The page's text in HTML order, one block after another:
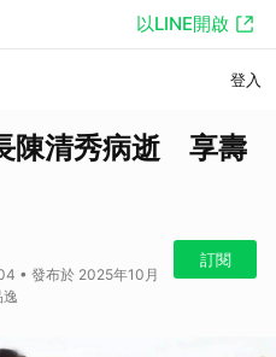
以LINE開啟
登入
陳清秀病逝 享壽
• 發布於 2025年10月
訂閱